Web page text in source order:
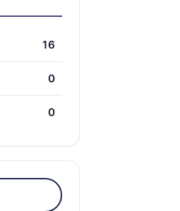
16
0
0